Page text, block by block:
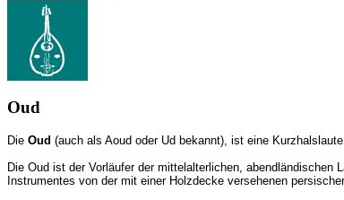
Oud
Die Oud (auch als Aoud oder Ud bekannt), ist eine
Die Oud ist der Vorläufer der mittelalterlichen,
Instrumentes von der mit einer Holzdecke versehenen